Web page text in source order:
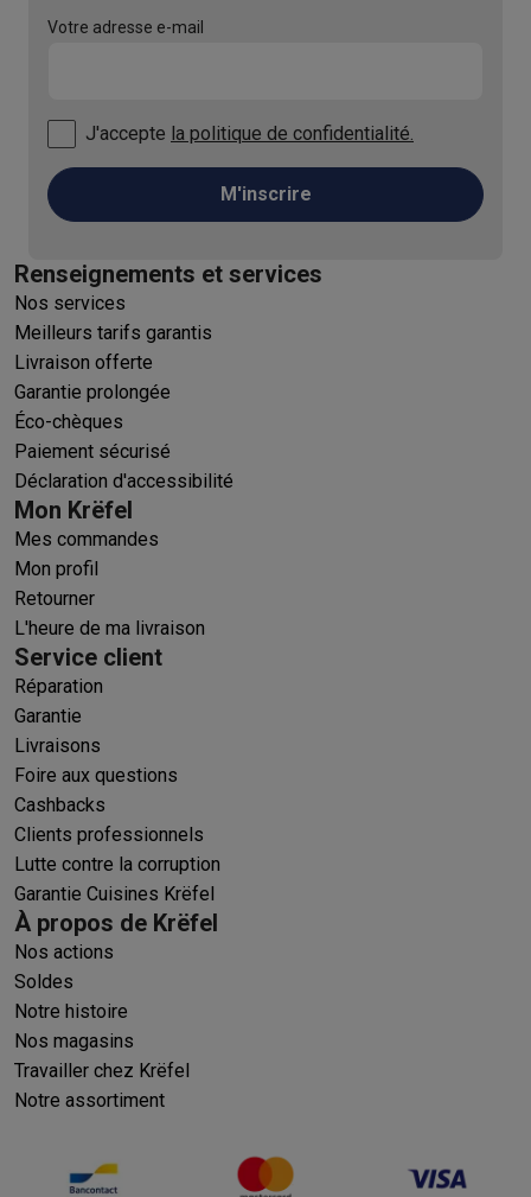
Votre adresse e-mail
J'accepte la politique de confidentialité.
M'inscrire
Renseignements et services
Nos services
Meilleurs tarifs garantis
Livraison offerte
Garantie prolongée
Éco-chèques
Paiement sécurisé
Déclaration d'accessibilité
Mon Krëfel
Mes commandes
Mon profil
Retourner
L'heure de ma livraison
Service client
Réparation
Garantie
Livraisons
Foire aux questions
Cashbacks
Clients professionnels
Lutte contre la corruption
Garantie Cuisines Krëfel
À propos de Krëfel
Nos actions
Soldes
Notre histoire
Nos magasins
Travailler chez Krëfel
Notre assortiment